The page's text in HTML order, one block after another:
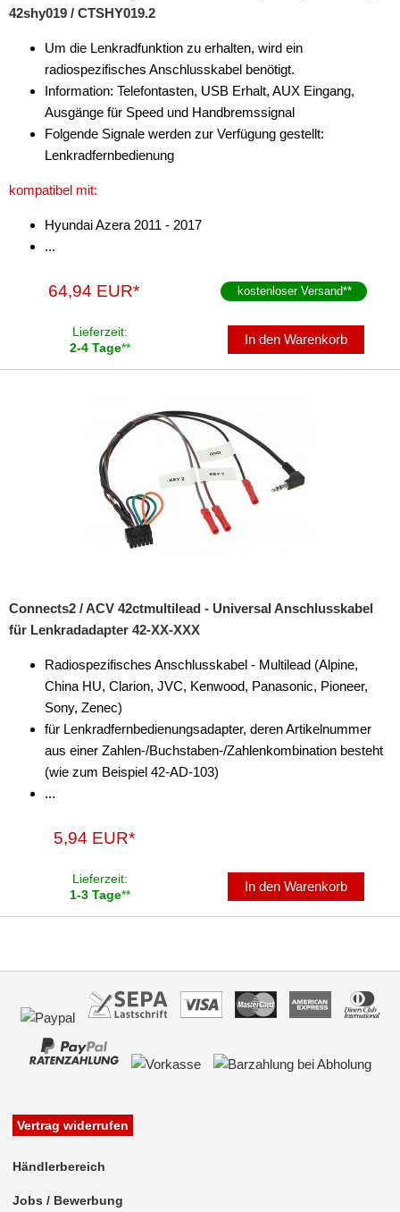
42shy019 / CTSHY019.2
Um die Lenkradfunktion zu erhalten, wird ein
radiospezifisches Anschlusskabel benötigt.
Information: Telefontasten, USB Erhalt, AUX Eingang,
Ausgänge für Speed und Handbremssignal
Folgende Signale werden zur Verfügung gestellt:
Lenkradfernbedienung
kompatibel mit:
Hyundai Azera 2011 - 2017
...
64,94 EUR* kostenloser Versand**
Lieferzeit:
2-4 Tage**
In den Warenkorb
Connects2 / ACV 42ctmultilead - Universal Anschlusskabel
für Lenkradadapter 42-XX-XXX
Radiospezifisches Anschlusskabel - Multilead (Alpine,
China HU, Clarion, JVC, Kenwood, Panasonic, Pioneer,
Sony, Zenec)
für Lenkradfernbedienungsadapter, deren Artikelnummer
aus einer Zahlen-/Buchstaben-/Zahlenkombination besteht
(wie zum Beispiel 42-AD-103)
...
5,94 EUR*
Lieferzeit:
1-3 Tage**
In den Warenkorb
Vertrag widerrufen
Händlerbereich
Jobs / Bewerbung